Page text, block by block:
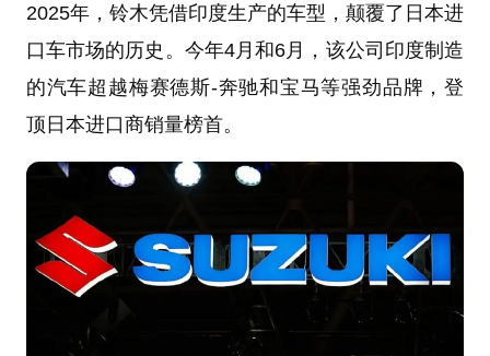
2025年，铃木凭借印度生产的车型，颠覆了日本进
口车市场的历史。今年4月和6月，该公司印度制造
的汽车超越梅赛德斯-奔驰和宝马等强劲品牌，登
顶日本进口商销量榜首。